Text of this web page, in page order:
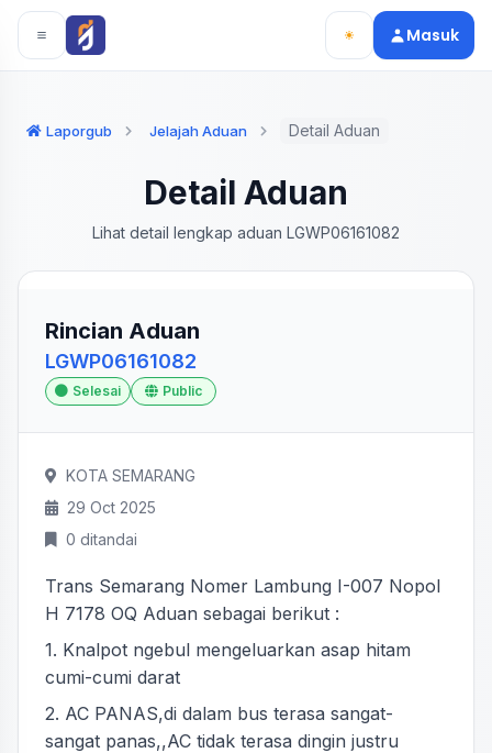
Langsung ke konten utama
Langsung ke navigasi
Masuk
Laporgub Jelajah Aduan Detail Aduan
Detail Aduan
Lihat detail lengkap aduan LGWP06161082
Rincian Aduan
LGWP06161082
Selesai Public
KOTA SEMARANG
29 Oct 2025
0 ditandai
Trans Semarang Nomer Lambung I-007 Nopol
H 7178 OQ Aduan sebagai berikut :
1. Knalpot ngebul mengeluarkan asap hitam
cumi-cumi darat
2. AC PANAS,di dalam bus terasa sangat-
sangat panas,,AC tidak terasa dingin justru